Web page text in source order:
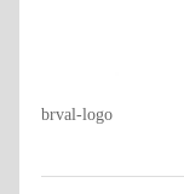
brval-logo